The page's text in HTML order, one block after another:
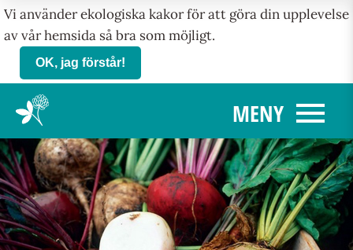
Vi använder ekologiska kakor för att göra din upplevelse
av vår hemsida så bra som möjligt.
OK, jag förstår!
MENY menu